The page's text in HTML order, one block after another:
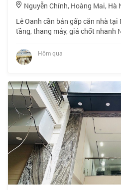
Nguyễn Chính, Hoàng Mai, Hà
Lê Oanh cần bán gấp căn nhà tại
tầng, thang máy, giá chốt nhanh
50m2 x 6 tầng, mặt tiền
Hôm qua